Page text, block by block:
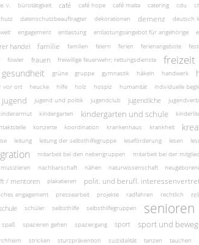
v. bürotätigkeit café café hope café malta catering cdu
datenschutzbeauftragter dekorationen demenz deutsch
engagement entlastung entlastungsangebot für angehörige
handel familie familien feiern ferien ferienangebote
fowler frauen freiwillige feuerwehr; rettungsdienste freizeit
gesundheit grüne gruppe gymnastik häkeln handwerk
vor ort heucke hilfe holz hospiz humanität individuelle
jugend jugend und politik jugendclub jugendliche
kindergarten kindergarten und schule
konzerte koordination krankenhaus krankheit
leitung leitung der selbsthilfegruppe leseförderung lesen
mitarbeit bei den nebengruppen mitarbeit bei der
musizieren nachbarschaft nähen naturwissenschaft
/ mentoren plakatieren polit. und berufl.
engagement pressearbeit projekte radfahren rechtlich
schüler selbsthilfe selbsthilfegruppen senioren
spaß spazieren gehen spaziergang sport sport und
stricken sturzprävention suizidalität tanzen tauchen